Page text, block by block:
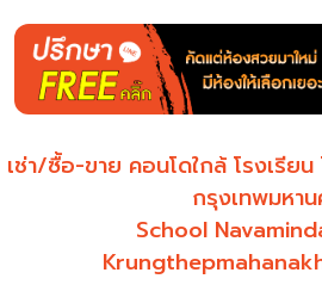
เช่า/ซื้อ-ขาย คอนโดใกล้ โรงเรีย
กรุงเทพมหา
School